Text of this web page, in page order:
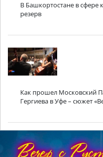
В Башкортостане в сфере
резерв
Как прошел Московский
Гергиева в Уфе – сюжет